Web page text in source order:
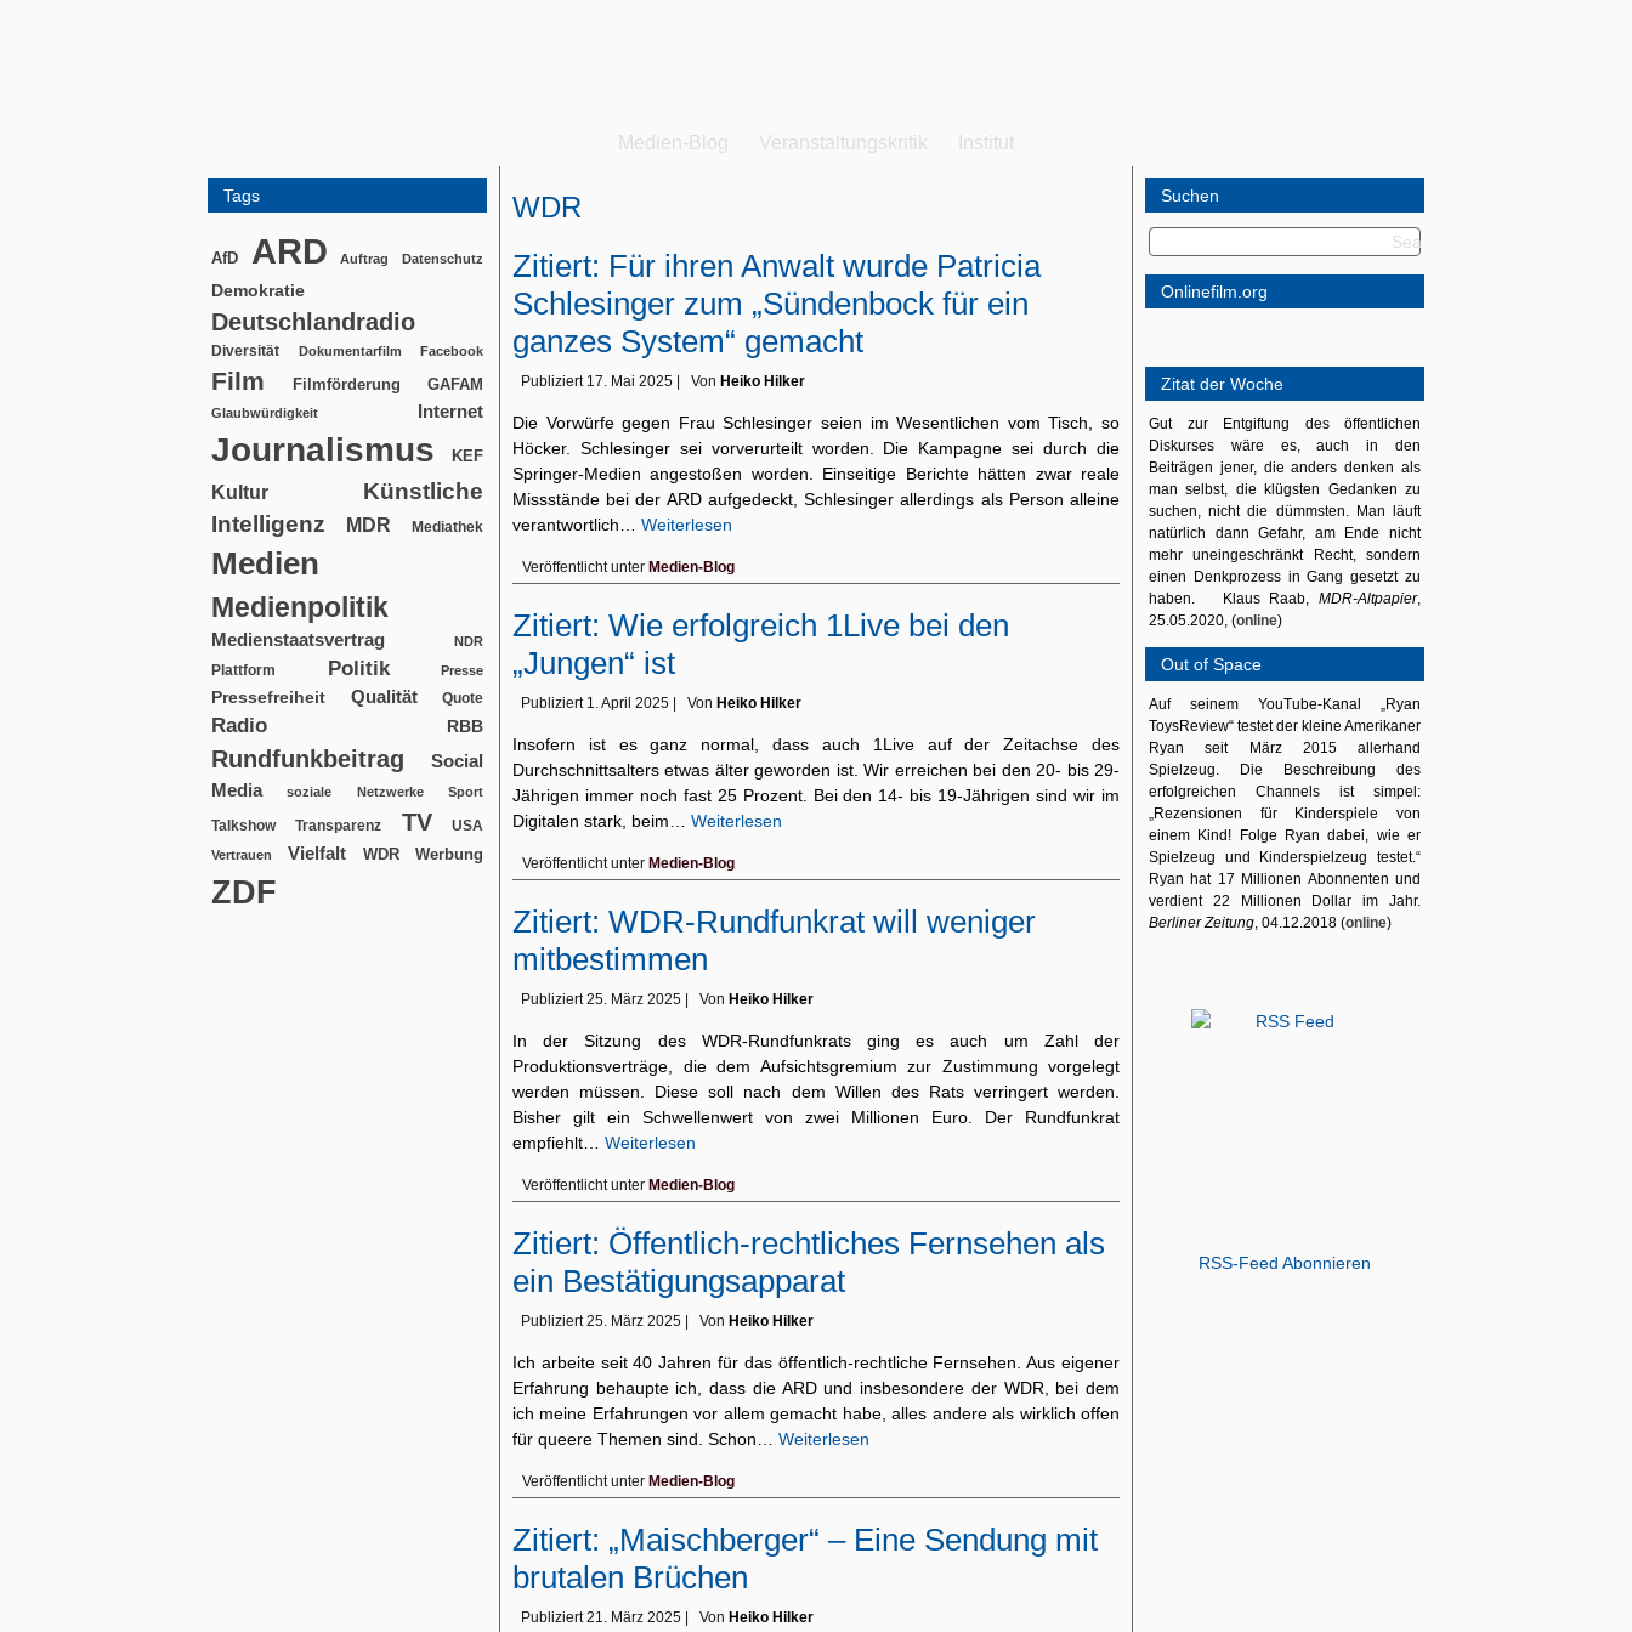
Medien-Blog Veranstaltungskritik Institut
Tags
AfD ARD Auftrag Datenschutz
Demokratie
Deutschlandradio
Diversität Dokumentarfilm Facebook
Film Filmförderung GAFAM
Glaubwürdigkeit Internet
Journalismus KEF
Kultur
Künstliche
Intelligenz
MDR Mediathek
Medien
Medienpolitik
Medienstaatsvertrag NDR
Plattform Politik Presse
Pressefreiheit Qualität Quote
Radio RBB
Rundfunkbeitrag
Social
Media
soziale Netzwerke Sport
Talkshow Transparenz TV USA
Vertrauen Vielfalt WDR Werbung
ZDF
WDR
Zitiert: Für ihren Anwalt wurde Patricia
Schlesinger zum „Sündenbock für ein
ganzes System“ gemacht
Publiziert 17. Mai 2025 Von Heiko Hilker
Die Vorwürfe gegen Frau Schlesinger seien im Wesentlichen vom Tisch, so
Höcker. Schlesinger sei vorverurteilt worden. Die Kampagne sei durch die
Springer-Medien angestoßen worden. Einseitige Berichte hätten zwar reale
Missstände bei der ARD aufgedeckt, Schlesinger allerdings als Person alleine
verantwortlich… Weiterlesen
Veröffentlicht unter Medien-Blog
Zitiert: Wie erfolgreich 1Live bei den
„Jungen“ ist
Publiziert 1. April 2025 Von Heiko Hilker
Insofern ist es ganz normal, dass auch 1Live auf der Zeitachse des
Durchschnittsalters etwas älter geworden ist. Wir erreichen bei den 20- bis 29-
Jährigen immer noch fast 25 Prozent. Bei den 14- bis 19-Jährigen sind wir im
Digitalen stark, beim… Weiterlesen
Veröffentlicht unter Medien-Blog
Zitiert: WDR-Rundfunkrat will weniger
mitbestimmen
Publiziert 25. März 2025 Von Heiko Hilker
In der Sitzung des WDR-Rundfunkrats ging es auch um Zahl der
Produktionsverträge, die dem Aufsichtsgremium zur Zustimmung vorgelegt
werden müssen. Diese soll nach dem Willen des Rats verringert werden.
Bisher gilt ein Schwellenwert von zwei Millionen Euro. Der Rundfunkrat
empfiehlt… Weiterlesen
Veröffentlicht unter Medien-Blog
Zitiert: Öffentlich-rechtliches Fernsehen als
ein Bestätigungsapparat
Publiziert 25. März 2025 Von Heiko Hilker
Ich arbeite seit 40 Jahren für das öffentlich-rechtliche Fernsehen. Aus eigener
Erfahrung behaupte ich, dass die ARD und insbesondere der WDR, bei dem
ich meine Erfahrungen vor allem gemacht habe, alles andere als wirklich offen
für queere Themen sind. Schon… Weiterlesen
Veröffentlicht unter Medien-Blog
Zitiert: „Maischberger“ – Eine Sendung mit
brutalen Brüchen
Publiziert 21. März 2025 Von Heiko Hilker
Suchen
Onlinefilm.org
Zitat der Woche
Gut zur Entgiftung des öffentlichen
Diskurses wäre es, auch in den
Beiträgen jener, die anders denken als
man selbst, die klügsten Gedanken zu
suchen, nicht die dümmsten. Man läuft
natürlich dann Gefahr, am Ende nicht
mehr uneingeschränkt Recht, sondern
einen Denkprozess in Gang gesetzt zu
haben. Klaus Raab, MDR-Altpapier,
25.05.2020, (online)
Out of Space
Auf seinem YouTube-Kanal „Ryan
ToysReview“ testet der kleine Amerikaner
Ryan seit März 2015 allerhand
Spielzeug. Die Beschreibung des
erfolgreichen Channels ist simpel:
„Rezensionen für Kinderspiele von
einem Kind! Folge Ryan dabei, wie er
Spielzeug und Kinderspielzeug testet.“
Ryan hat 17 Millionen Abonnenten und
verdient 22 Millionen Dollar im Jahr.
Berliner Zeitung, 04.12.2018 (online)
RSS-Feed Abonnieren